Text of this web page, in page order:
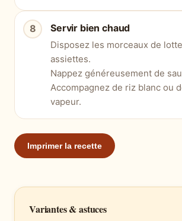
Servir bien chaud
Disposez les morceaux de
assiettes.
Nappez généreusement de
Accompagnez de riz blanc ou
vapeur.
Imprimer la recette
Variantes & astuces